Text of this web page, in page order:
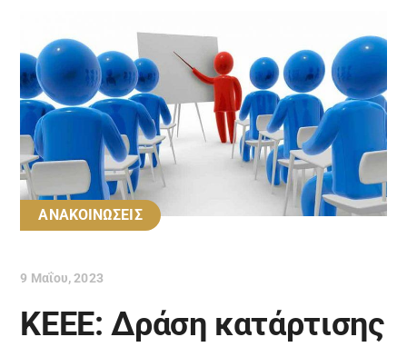
ΑΝΑΚΟΙΝΩΣΕΙΣ
9 Μαΐου, 2023
ΚΕΕΕ: Δράση κατάρτισης